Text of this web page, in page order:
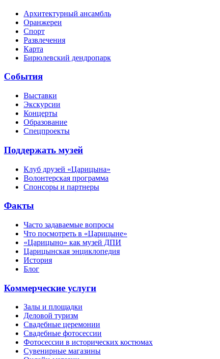
Архитектурный ансамбль
Оранжереи
Спорт
Развлечения
Карта
Бирюлевский дендропарк
События
Выставки
Экскурсии
Концерты
Образование
Спецпроекты
Поддержать музей
Клуб друзей «Царицына»
Волонтерская программа
Спонсоры и партнеры
Факты
Часто задаваемые вопросы
Что посмотреть в «Царицыне»
«Царицыно» как музей ДПИ
Царицынская энциклопедия
История
Блог
Коммерческие услуги
Залы и площадки
Деловой туризм
Свадебные церемонии
Свадебные фотосессии
Фотосессии в исторических костюмах
Сувенирные магазины